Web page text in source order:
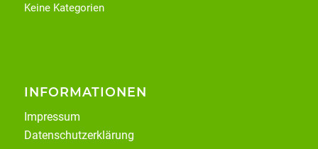
Keine Kategorien
INFORMATIONEN
Impressum
Datenschutzerklärung